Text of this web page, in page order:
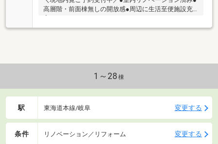
高層階・前面棟無しの開放感●周辺に生活至便施設充
1～28 棟
駅 東海道本線/岐阜 変更する
条件 リノベーション／リフォーム 変更する